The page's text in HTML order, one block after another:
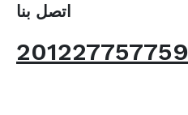
اتصل بنا
201227757759